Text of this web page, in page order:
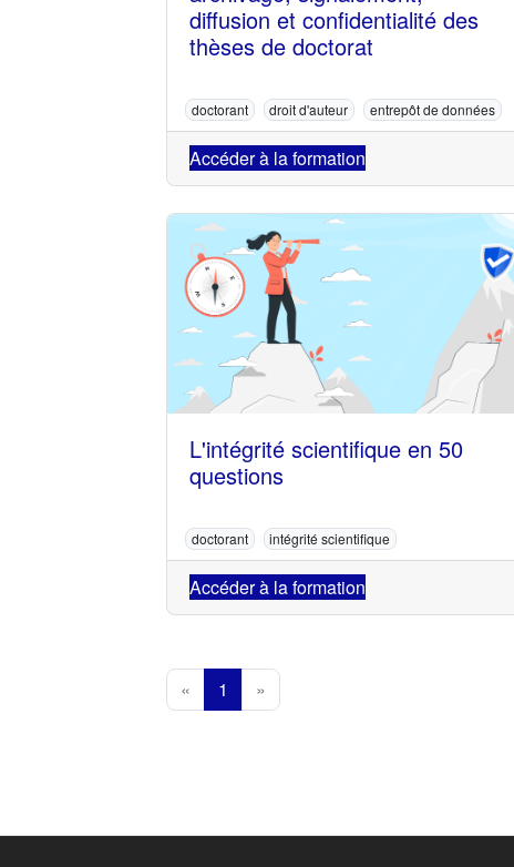
diffusion et confidentialité des
thèses de doctorat
doctorant droit d'auteur entrepôt de données
Accéder à la formation
L'intégrité scientifique en 50
questions
doctorant intégrité scientifique
Accéder à la formation
« 1 »